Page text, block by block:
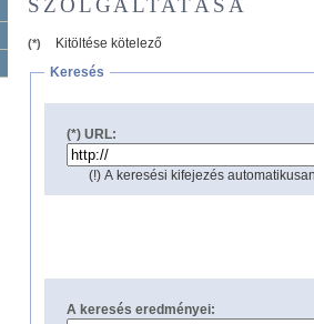
SZOLGÁLTATÁSA
(*)
Kitöltése kötelező
Keresés
(*) URL:
(!) A keresési kifejezés
A keresés eredményei: